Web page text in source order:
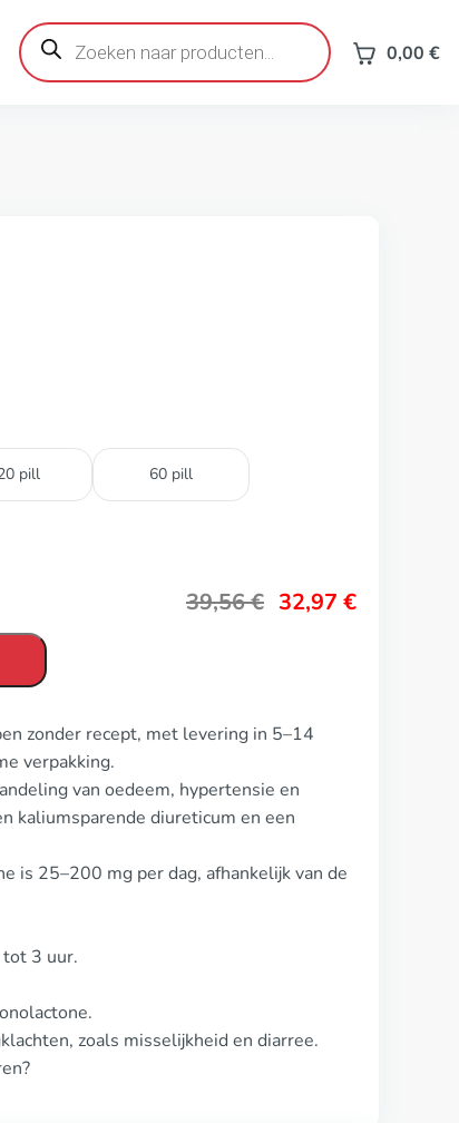
Producten
zoeken 0,00 €
pill 60 pill
39,56€ 32,97 €
zonder recept, met levering in 5–14
verpakking.
van oedeem, hypertensie en
kaliumsparende diureticum en een
is 25–200 mg per dag, afhankelijk van de
3 uur.
zoals misselijkheid en diarree.